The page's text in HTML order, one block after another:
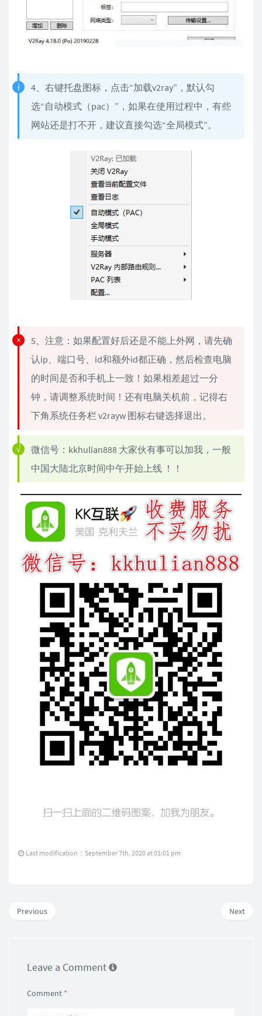
4、右键托盘图标，点击“加载v2ray”，默认勾
选“自动模式（pac）”，如果在使用过程中，有些
网站还是打不开，建议直接勾选“全局模式”。
5、注意：如果配置好后还是不能上外网，请先确
认ip、端口号、id和额外id都正确，然后检查电脑
的时间是否和手机上一致！如果相差超过一分
钟，请调整系统时间！还有电脑关机前，记得右
下角系统任务栏 v2rayw 图标右键选择退出。
微信号：kkhulian888 大家伙有事可以加我，一般
中国大陆北京时间中午开始上线 ！！
Last modification：September 7th, 2020 at 01:01 pm
Next
Previous
Leave a Comment
Comment *